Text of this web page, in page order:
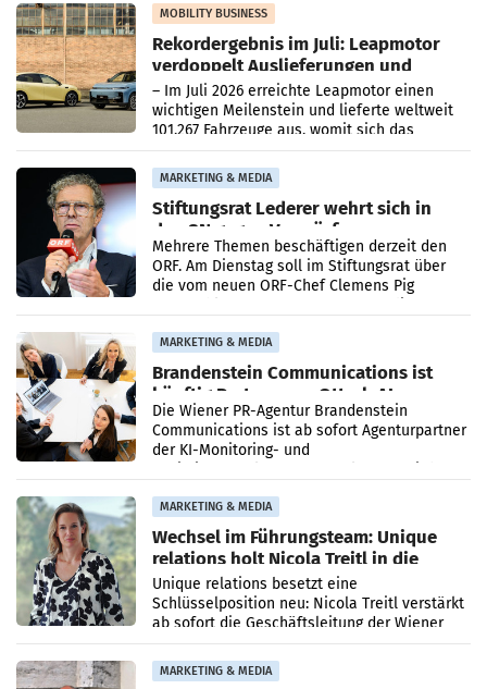
Bundeskartellanwalt
MOBILITY BUSINESS
Rekordergebnis im Juli: Leapmotor
verdoppelt Auslieferungen und
überschreitet die 100.000er-Marke
– Im Juli 2026 erreichte Leapmotor einen
wichtigen Meilenstein und lieferte weltweit
101.267 Fahrzeuge aus, womit sich das
Ergebnis gegenüber Juli 2025 mehr als
verdoppelte (+102
MARKETING & MEDIA
Stiftungsrat Lederer wehrt sich in
den SN gegen Vorwürfe
Mehrere Themen beschäftigen derzeit den
ORF. Am Dienstag soll im Stiftungsrat über
die vom neuen ORF-Chef Clemens Pig
MARKETING & MEDIA
Brandenstein Communications ist
künftig Partner von OtterlyAI
Die Wiener PR-Agentur Brandenstein
Communications ist ab sofort Agenturpartner
der KI-Monitoring- und
MARKETING & MEDIA
Wechsel im Führungsteam: Unique
relations holt Nicola Treitl in die
Geschäftsleitung
Unique relations besetzt eine
Schlüsselposition neu: Nicola Treitl verstärkt
ab sofort die Geschäftsleitung der Wiener
PR-Agentur an der Seite von Josef Kalina und
Anna Kalina-Mahr.
MARKETING & MEDIA